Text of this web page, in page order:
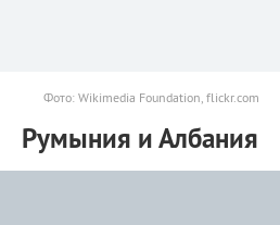
Фото: Wikimedia Foundation, flickr.com
Румыния и Албания